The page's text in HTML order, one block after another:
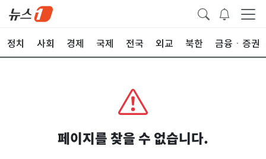
정치 사회 경제 국제 전국 외교 북한 금융ㆍ증권
페이지를 찾을 수 없습니다.